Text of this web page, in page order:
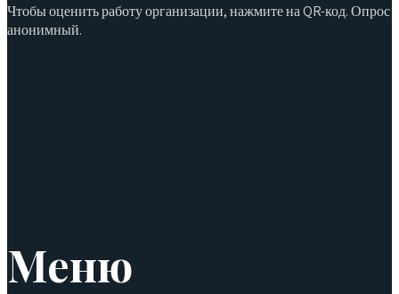
Чтобы оценить работу организации, нажмите на QR-код. Опрос
анонимный.
Меню